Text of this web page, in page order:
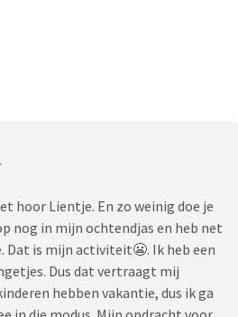
hoor Lientje. En zo weinig doe je
nog in mijn ochtendjas en heb net
is mijn activiteit😬. Ik heb een
Dus dat vertraagt mij
hebben vakantie, dus ik ga